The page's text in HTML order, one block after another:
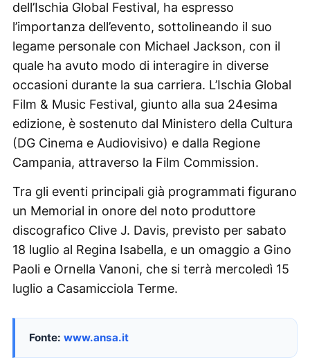
dell’Ischia Global Festival, ha espresso
l’importanza dell’evento, sottolineando il suo
legame personale con Michael Jackson, con il
quale ha avuto modo di interagire in diverse
occasioni durante la sua carriera. L’Ischia Global
Film & Music Festival, giunto alla sua 24esima
edizione, è sostenuto dal Ministero della Cultura
(DG Cinema e Audiovisivo) e dalla Regione
Campania, attraverso la Film Commission.
Tra gli eventi principali già programmati figurano
un Memorial in onore del noto produttore
discografico Clive J. Davis, previsto per sabato
18 luglio al Regina Isabella, e un omaggio a Gino
Paoli e Ornella Vanoni, che si terrà mercoledì 15
luglio a Casamicciola Terme.
Fonte: www.ansa.it